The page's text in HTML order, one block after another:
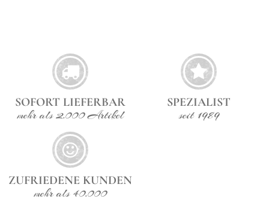
SOFORT LIEFERBAR
mehr als 2.000 Artikel
SPEZIALIST
seit 1989
ZUFRIEDENE KUNDEN
mehr als 40.000